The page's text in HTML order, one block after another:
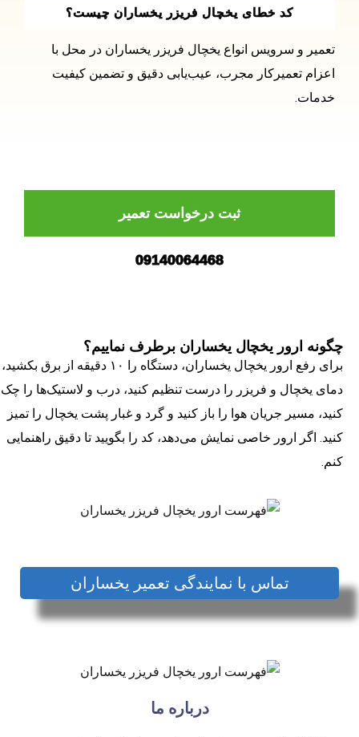
کد خطای یخچال فریزر یخساران چیست؟
تعمیر و سرویس انواع یخچال فریزر یخساران در محل با
اعزام تعمیرکار مجرب، عیب‌یابی دقیق و تضمین کیفیت
خدمات.
ثبت درخواست تعمیر
09140064468
چگونه ارور یخچال یخساران برطرف نماییم؟
برای رفع ارور یخچال یخساران، دستگاه را ۱۰ دقیقه از برق بکشید،
دمای یخچال و فریزر را درست تنظیم کنید، درب و لاستیک‌ها را چک
کنید، مسیر جریان هوا را باز کنید و گرد و غبار پشت یخچال را تمیز
کنید. اگر ارور خاصی نمایش می‌دهد، کد را بگویید تا دقیق راهنمایی
کنم.
تماس با نمایندگی تعمیر یخساران
درباره ما